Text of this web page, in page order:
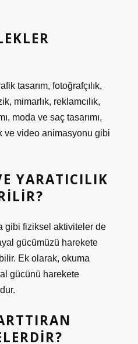
tasarım, fotoğrafçılık,
mimarlık, reklamcılık,
moda ve saç tasarımı,
ve video animasyonu gibi
YARATICILIK
gibi fiziksel aktiviteler de
gücümüzü harekete
Ek olarak, okuma
gücünü harekete